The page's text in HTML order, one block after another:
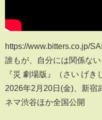
https://www.bitters.co.jp/
誰もが、自分には関係ない
『災 劇場版』（さい げき
2026年2月20日(金)、新宿
ネマ渋谷ほか全国公開